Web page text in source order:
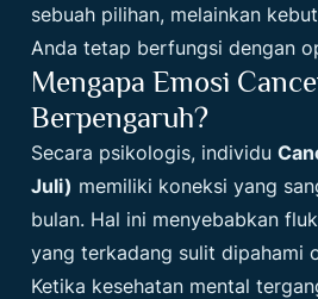
sebuah pilihan, melainkan
Anda tetap berfungsi dengan
Mengapa Emosi
Berpengaruh?
Secara psikologis, individu
Juli) memiliki koneksi yang
bulan. Hal ini menyebabkan
yang terkadang sulit dipahami
Ketika kesehatan mental